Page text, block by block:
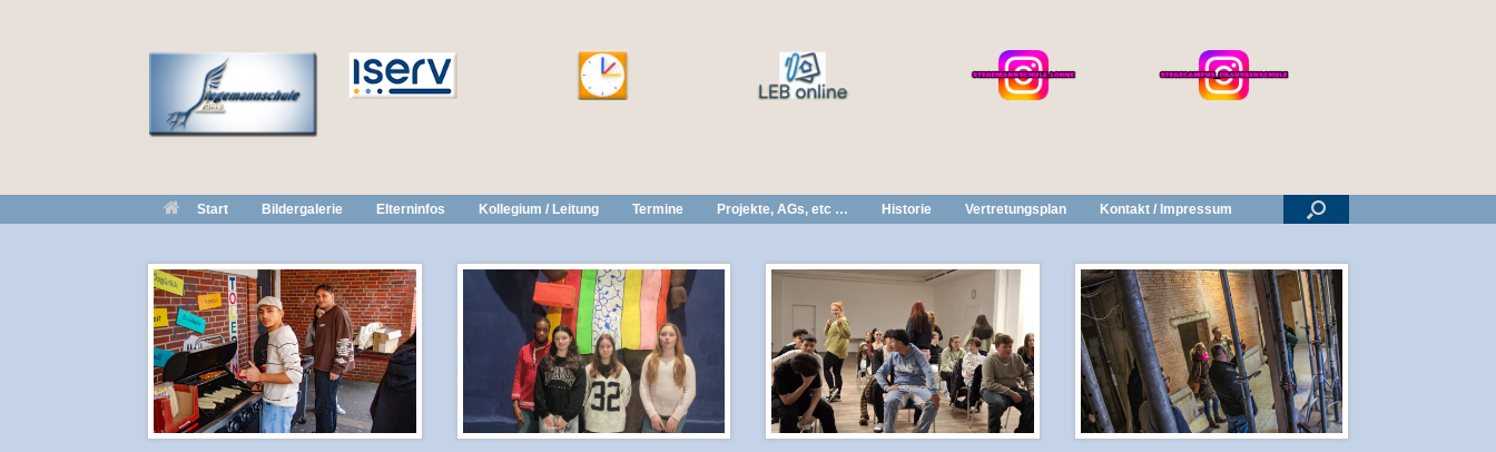
Start Bildergalerie Elterninfos Kollegium / Leitung Termine Projekte, AGs, etc … Historie Vertretungsplan Kontakt / Impressum